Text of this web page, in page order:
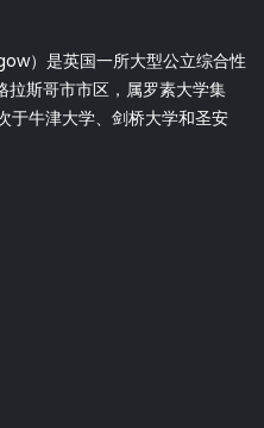
）是英国一所大型公立综合性
拉斯哥市市区，属罗素大学集
于牛津大学、剑桥大学和圣安